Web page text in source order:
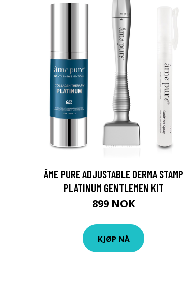
ÂME PURE ADJUSTABLE DERMA STAMP
PLATINUM GENTLEMEN KIT
899 NOK
KJØP NÅ